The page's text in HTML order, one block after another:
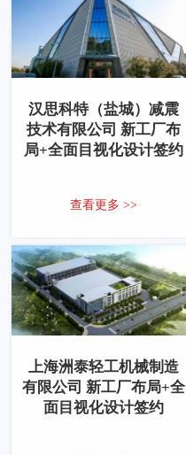
汉思科特（盐城）减震
技术有限公司 新工厂布
局+全面目视化设计签约
查看更多 >>
上海洲泰轻工机械制造
有限公司 新工厂布局+全
面目视化设计签约